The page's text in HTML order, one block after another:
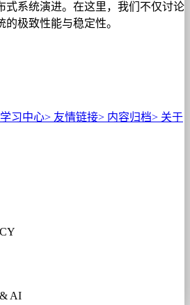
式系统演进。在这里，我们不仅讨论
极致性能与稳定性。
学习中心> 友情链接> 内容归档> 关于
AI